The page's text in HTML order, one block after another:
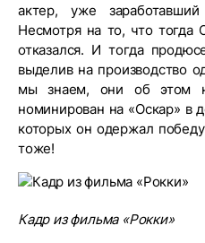
актер, уже
Несмотря на то, что
отказался. И тогда
выделив на производство
мы знаем, они об этом
номинирован на «Оскар» в
которых он одержал
тоже!
Кадр из фильма «Рокки»